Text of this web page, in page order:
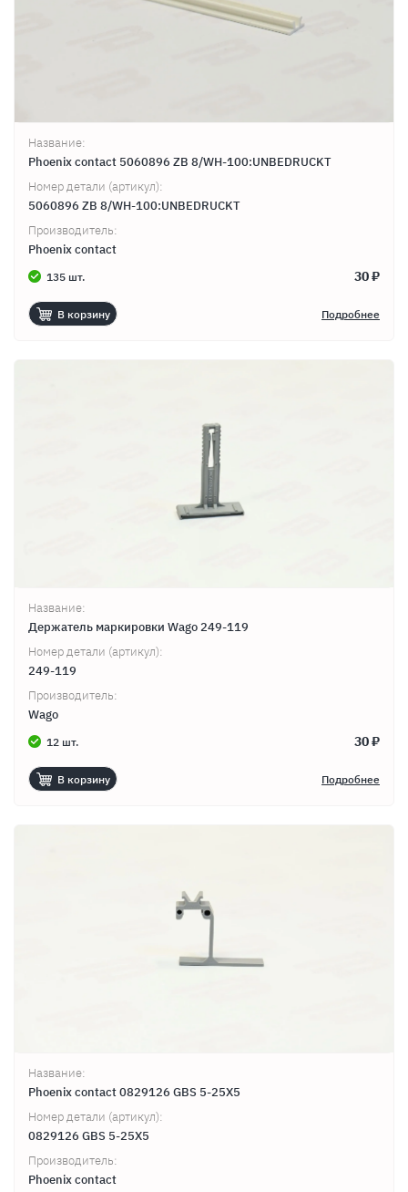
Название:
Phoenix contact 5060896 ZB 8/WH-100:UNBEDRUCKT
Номер детали (артикул):
5060896 ZB 8/WH-100:UNBEDRUCKT
Производитель:
Phoenix contact
135 шт. 30 ₽
В корзину Подробнее
Название:
Держатель маркировки Wago 249-119
Номер детали (артикул):
249-119
Производитель:
Wago
12 шт. 30 ₽
В корзину Подробнее
Название:
Phoenix contact 0829126 GBS 5-25X5
Номер детали (артикул):
0829126 GBS 5-25X5
Производитель:
Phoenix contact